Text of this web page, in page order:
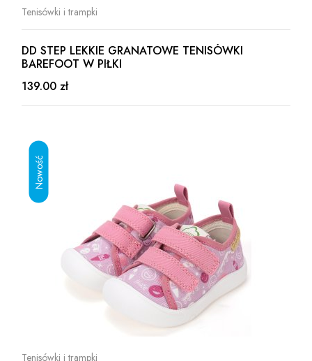
Tenisówki i trampki
DD STEP LEKKIE GRANATOWE TENISÓWKI
BAREFOOT W PIŁKI
139.00 zł
Tenisówki i trampki